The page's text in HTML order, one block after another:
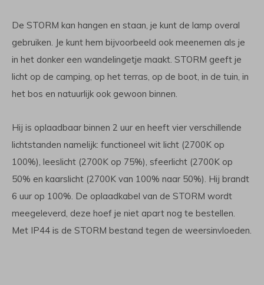
De STORM kan hangen en staan, je kunt de lamp overal
gebruiken. Je kunt hem bijvoorbeeld ook meenemen als je
in het donker een wandelingetje maakt. STORM geeft je
licht op de camping, op het terras, op de boot, in de tuin, in
het bos en natuurlijk ook gewoon binnen.
Hij is oplaadbaar binnen 2 uur en heeft vier verschillende
lichtstanden namelijk: functioneel wit licht (2700K op
100%), leeslicht (2700K op 75%), sfeerlicht (2700K op
50% en kaarslicht (2700K van 100% naar 50%). Hij brandt
6 uur op 100%. De oplaadkabel van de STORM wordt
meegeleverd, deze hoef je niet apart nog te bestellen.
Met IP44 is de STORM bestand tegen de weersinvloeden.